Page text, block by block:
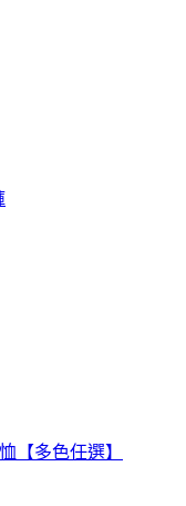
【多色任選】